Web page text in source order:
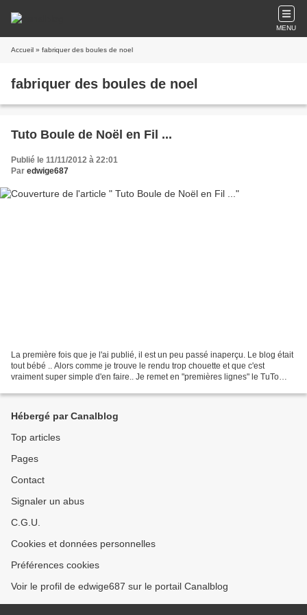
MENU
Accueil » fabriquer des boules de noel
fabriquer des boules de noel
Tuto Boule de Noël en Fil ...
Publié le 11/11/2012 à 22:01
Par edwige687
La première fois que je l'ai publié, il est un peu passé inaperçu. Le blog était
tout bébé .. Alors comme je trouve le rendu trop chouette et que c'est
vraiment super simple d'en faire.. Je remet en "premières lignes" le TuTo
Hébergé par Canalblog
Top articles
Pages
Contact
Signaler un abus
C.G.U.
Cookies et données personnelles
Préférences cookies
Voir le profil de edwige687 sur le portail Canalblog